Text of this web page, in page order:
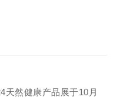
天然健康产品展于10月